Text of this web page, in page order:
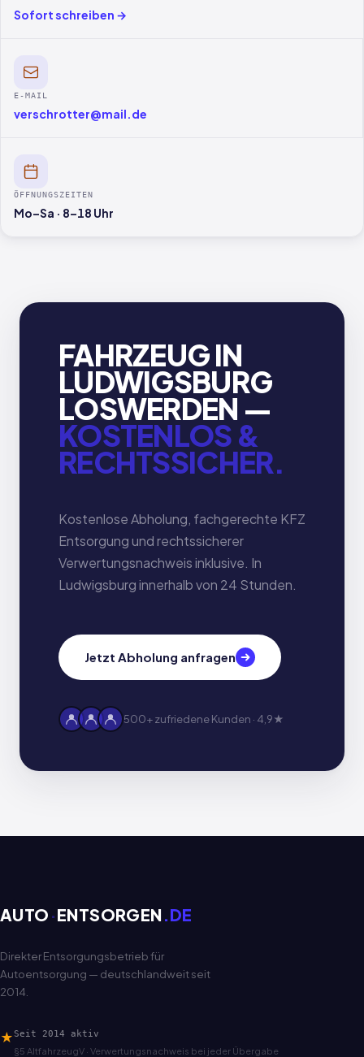
Sofort schreiben →
E-MAIL
verschrotter@mail.de
ÖFFNUNGSZEITEN
Mo–Sa · 8–18 Uhr
FAHRZEUG IN
LUDWIGSBURG
LOSWERDEN —
KOSTENLOS &
RECHTSSICHER.
Kostenlose Abholung, fachgerechte KFZ
Entsorgung und rechtssicherer
Verwertungsnachweis inklusive. In
Ludwigsburg innerhalb von 24 Stunden.
Jetzt Abholung anfragen
500+ zufriedene Kunden · 4,9★
AUTO ·ENTSORGEN .DE
Direkter Entsorgungsbetrieb für
Autoentsorgung — deutschlandweit seit
2014.
★ Seit 2014 aktiv
§5 AltfahrzeugV · Verwertungsnachweis bei jeder Übergabe